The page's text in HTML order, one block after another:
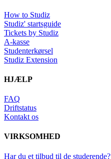
How to Studiz
Studiz' startsguide
Tickets by Studiz
A-kasse
Studenterkørsel
Studiz Extension
HJÆLP
FAQ
Driftstatus
Kontakt os
VIRKSOMHED
Har du et tilbud til de studerende?